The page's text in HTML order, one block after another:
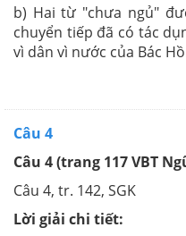
b) Hai từ "chưa ngủ"
chuyển tiếp đã có tác
vì dân vì nước của Bác
Câu 4
Câu 4 (trang 117 VBT
Câu 4, tr. 142, SGK
Lời giải chi tiết: